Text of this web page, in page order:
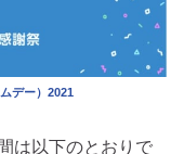
デー）2021
は以下のとおりで